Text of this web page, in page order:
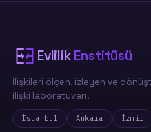
"kurtarma" çoğu
aşkın taşıyamayacağı kadar
Evlilik Enstitüsü
İlişkileri ölçen, izleyen ve
ilişki laboratuvarı.
İstanbul Ankara İzmir